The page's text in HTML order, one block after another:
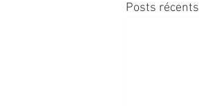
Posts récents